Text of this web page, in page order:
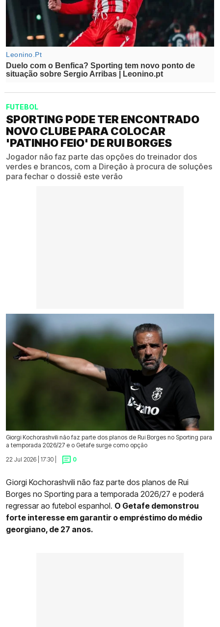
FUTEBOL
SPORTING PODE TER ENCONTRADO
NOVO CLUBE PARA COLOCAR
'PATINHO FEIO' DE RUI BORGES
Jogador não faz parte das opções do treinador dos
verdes e brancos, com a Direção à procura de soluções
para fechar o dossiê este verão
Giorgi Kochorashvili não faz parte dos planos de Rui Borges no Sporting para
a temporada 2026/27 e o Getafe surge como opção
22 Jul 2026 | 17:30 |
0
Giorgi Kochorashvili não faz parte dos planos de Rui
Borges no Sporting para a temporada 2026/27 e poderá
regressar ao futebol espanhol. O Getafe demonstrou
forte interesse em garantir o empréstimo do médio
georgiano, de 27 anos.